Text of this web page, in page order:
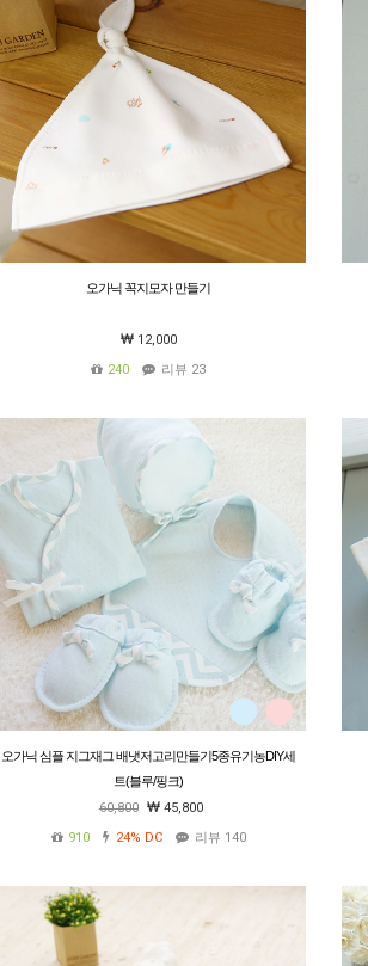
오가닉 꼭지모자 만들기
12,000
240
리뷰 23
오가닉 심플 지그재그 배냇저고리만들기5종유기농DIY세
트(블루/핑크)
60,800
45,800
910
24% DC 리뷰 140